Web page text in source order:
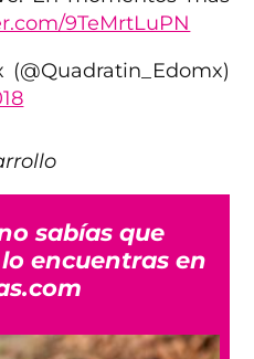
9TeMrtLuPN
sabías que
encuentras en